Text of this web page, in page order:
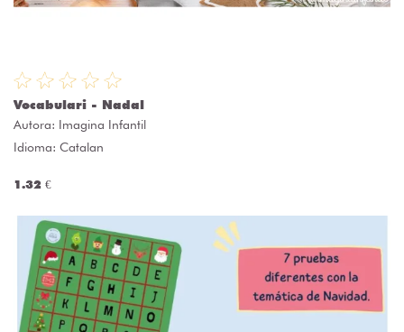
Vocabulari - Nadal
Autora: Imagina Infantil
Idioma: Catalan
1.32 €